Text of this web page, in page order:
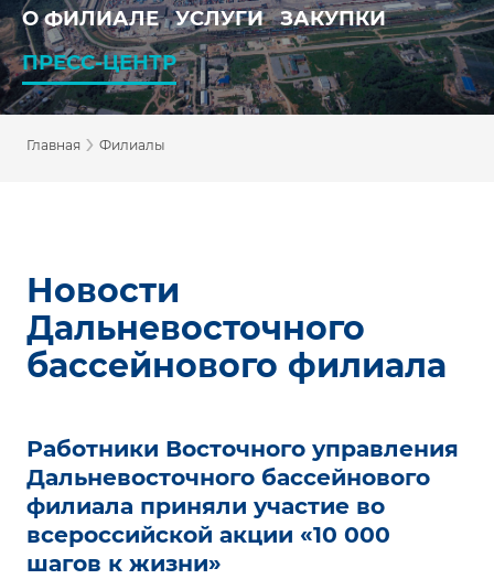
О ФИЛИАЛЕ УСЛУГИ
ЗАКУПКИ
ПРЕСС-ЦЕНТР
Главная › Филиалы
Новости
Дальневосточного
бассейнового филиала
Работники Восточного управления
Дальневосточного бассейнового
филиала приняли участие во
всероссийской акции «10 000
шагов к жизни»